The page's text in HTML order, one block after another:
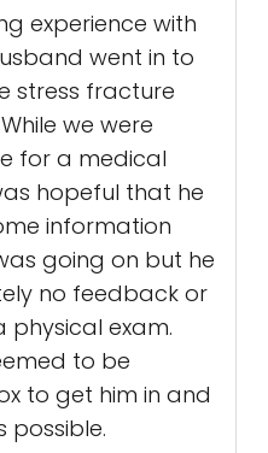
experience with
went in to
stress fracture
we were
for a medical
hopeful that he
information
going on but he
no feedback or
physical exam.
to be
to get him in and
possible.